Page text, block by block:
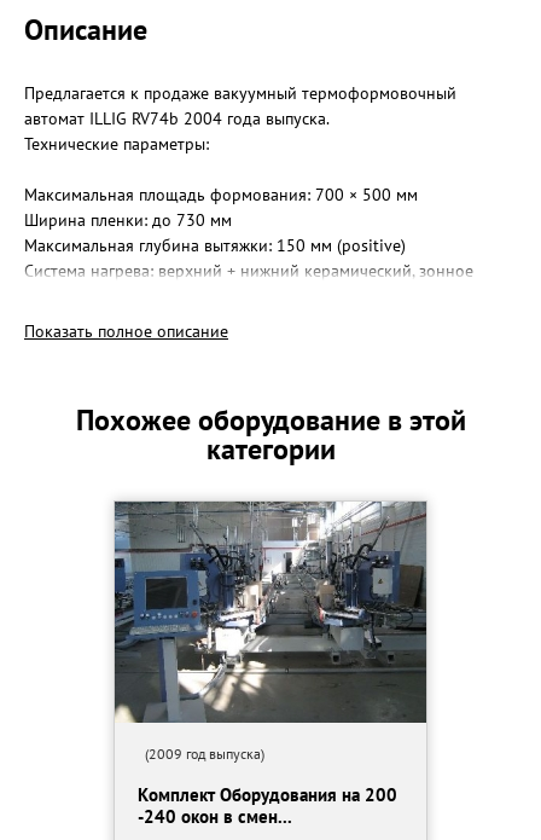
Описание
Предлагается к продаже вакуумный термоформовочный
автомат ILLIG RV74b 2004 года выпуска.
Технические параметры:
Максимальная площадь формования: 700 × 500 мм
Ширина пленки: до 730 мм
Максимальная глубина вытяжки: 150 мм (positive)
Система нагрева: верхний + нижний керамический, зонное
Возможность pressure forming
Толщина материала: 0,2–4 мм
Машина находится в хорошем техническом состоянии,
комплектная. Подходит для производства автомобильных
изделий и блистеров.
Возможна полная проверка и диагностика перед покупкой.
Компания «Кройц» (Sheyko Polymer) предлагает полный цикл
сопровождения: шеф-монтаж, пуско-наладочные работы, запуск
производства под ключ, подбор оснастки.
Показать полное описание
Похожее оборудование в этой
категории
(2009 год выпуска)
Комплект Оборудования на 200
-240 окон в смен...